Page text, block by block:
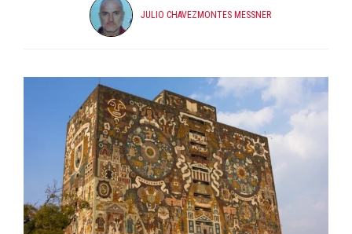
JULIO CHAVEZMONTES MESSNER